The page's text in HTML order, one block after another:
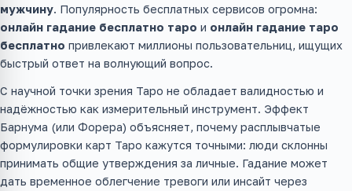
мужчину. Популярность бесплатных сервисов огромна:
онлайн гадание бесплатно таро и онлайн гадание таро
бесплатно привлекают миллионы пользовательниц, ищущих
быстрый ответ на волнующий вопрос.
С научной точки зрения Таро не обладает валидностью и
надёжностью как измерительный инструмент. Эффект
Барнума (или Форера) объясняет, почему расплывчатые
формулировки карт Таро кажутся точными: люди склонны
принимать общие утверждения за личные. Гадание может
дать временное облегчение тревоги или инсайт через